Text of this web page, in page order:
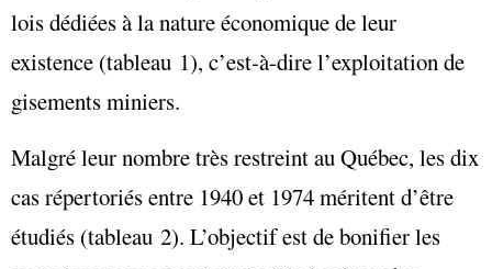
lois dédiées à la nature économique de leur
existence (tableau 1), c’est-à-dire l’exploitation de
gisements miniers.
Malgré leur nombre très restreint au Québec, les dix
cas répertoriés entre 1940 et 1974 méritent d’être
étudiés (tableau 2). L’objectif est de bonifier les